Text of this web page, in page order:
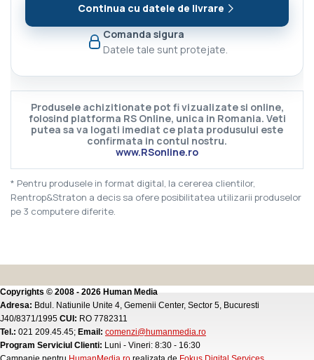
Comanda sigura
Datele tale sunt protejate.
Continua cu datele de livrare
Produsele achizitionate pot fi vizualizate si online,
folosind platforma RS Online, unica in Romania. Veti
putea sa va logati imediat ce plata produsului este
confirmata in contul nostru.
www.RSonline.ro
* Pentru produsele in format digital, la cererea clientilor,
Rentrop&Straton a decis sa ofere posibilitatea utilizarii produselor
pe 3 computere diferite.
Copyrights © 2008 - 2026 Human Media
Adresa: Bdul. Natiunile Unite 4, Gemenii Center, Sector 5, Bucuresti
J40/8371/1995 CUI: RO 7782311
Tel.: 021 209.45.45; Email: comenzi@humanmedia.ro
Program Serviciul Clienti: Luni - Vineri: 8:30 - 16:30